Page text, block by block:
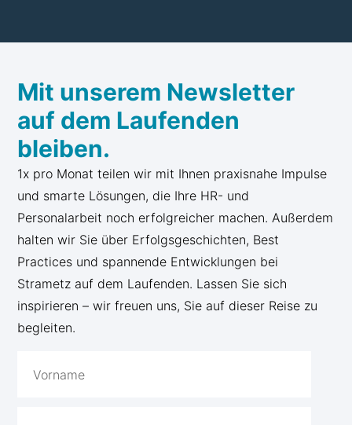
Mit unserem Newsletter
auf dem Laufenden
bleiben.
1x pro Monat teilen wir mit Ihnen praxisnahe Impulse
und smarte Lösungen, die Ihre HR- und
Personalarbeit noch erfolgreicher machen. Außerdem
halten wir Sie über Erfolgsgeschichten, Best
Practices und spannende Entwicklungen bei
Strametz auf dem Laufenden. Lassen Sie sich
inspirieren – wir freuen uns, Sie auf dieser Reise zu
begleiten.